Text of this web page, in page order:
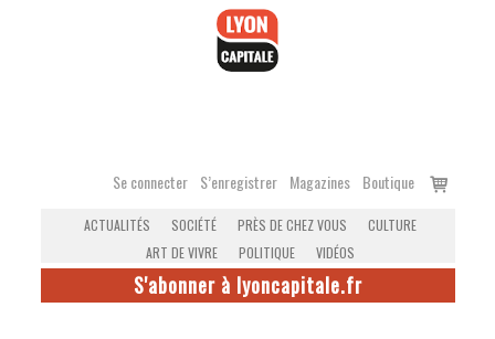
Se connecter S’enregistrer Magazines Boutique
Voir
ACTUALITÉS SOCIÉTÉ PRÈS DE CHEZ VOUS
CULTURE
ART DE VIVRE
POLITIQUE VIDÉOS
S'abonner à lyoncapitale.fr